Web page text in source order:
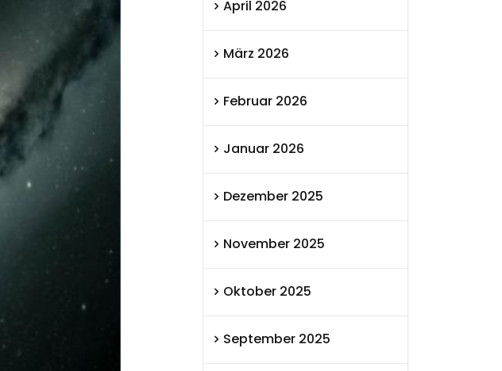
April 2026
März 2026
Februar 2026
Januar 2026
Dezember 2025
November 2025
Oktober 2025
September 2025